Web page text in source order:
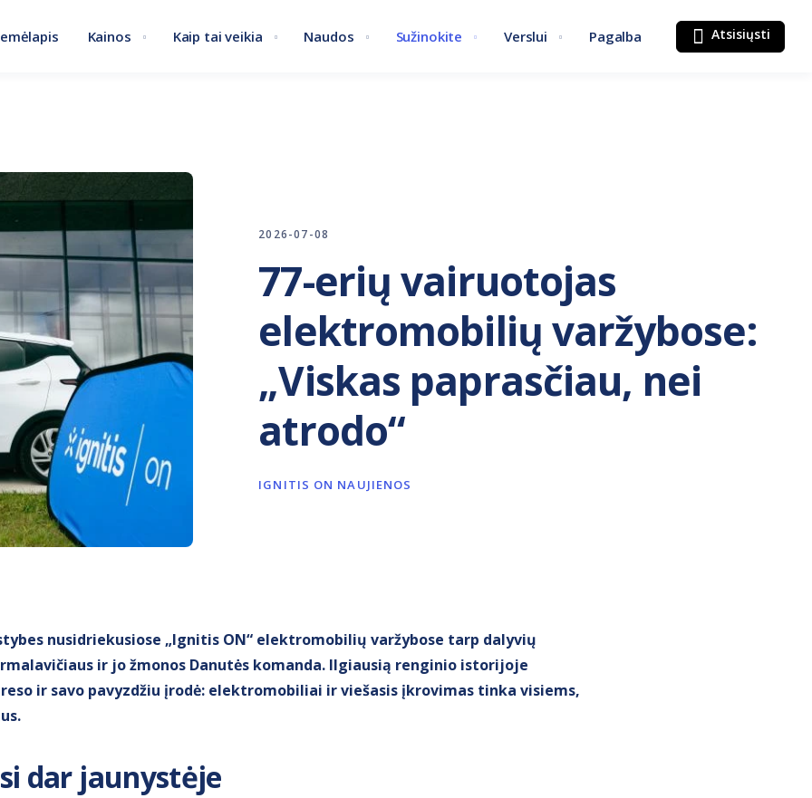
Kainos Kaip tai veikia Naudos Sužinokite Verslui Pagalba Atsisiųsti
2026-07-08
77-erių vairuotojas
elektromobilių varžybose:
„Viskas paprasčiau, nei
atrodo“
IGNITIS ON NAUJIENOS
nusidriekusiose „Ignitis ON“ elektromobilių varžybose tarp dalyvių
ir jo žmonos Danutės komanda. Ilgiausią renginio istorijoje
ir savo pavyzdžiu įrodė: elektromobiliai ir viešasis įkrovimas tinka visiems,
dar jaunystėje